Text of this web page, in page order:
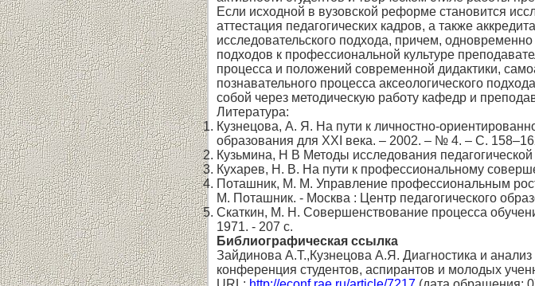
Если исходной в вузовской реформе становится
аттестация педагогических кадров, а также
исследовательского подхода, причем, одновременно
подходов к профессиональной культуре
процесса и положений современной дидактики,
познавательного процесса аксеологического
собой через методическую работу кафедр и
Литература:
Кузнецова, А. Я. На пути к личностно-
образования для XXI века. – 2002. – № 4. – С.
Кузьмина, Н В Методы исследования
Кухарев, Н. В. На пути к профессиональному
Поташник, М. М. Управление профессиональным
М. Поташник. - Москва : Центр педагогического
Скаткин, М. Н. Совершенствование процесса
1971. - 207 с.
Библиографическая ссылка
Зайдинова А.Т.,Кузнецова А.Я. Диагностика и
конференция студентов, аспирантов и молодых